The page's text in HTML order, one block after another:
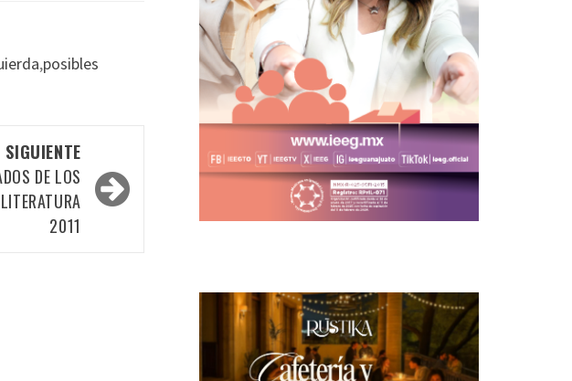
,posibles
SIGUIENTE
DE LOS
2011